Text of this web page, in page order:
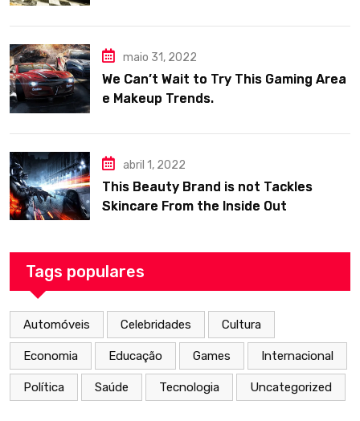
maio 31, 2022
We Can’t Wait to Try This Gaming Area
e Makeup Trends.
abril 1, 2022
This Beauty Brand is not Tackles
Skincare From the Inside Out
Tags populares
Automóveis Celebridades Cultura
Economia Educação Games Internacional
Política Saúde Tecnologia Uncategorized